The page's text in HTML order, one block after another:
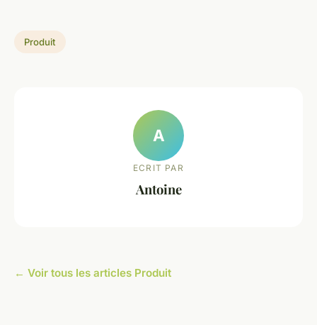
Produit
A
ECRIT PAR
Antoine
← Voir tous les articles Produit